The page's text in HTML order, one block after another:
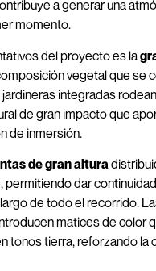
a generar una
momento.
del proyecto es la
vegetal que se
integradas
de gran impacto que
de inmersión.
de gran altura
dar
de todo el recorrido.
matices de color
tonos tierra, reforzando la